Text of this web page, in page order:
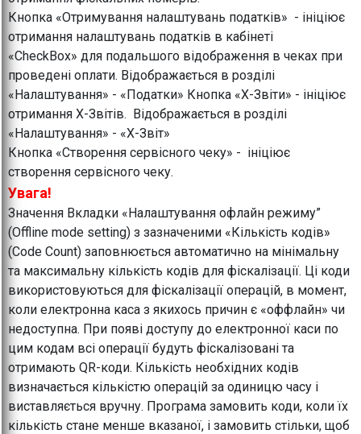
Кнопка «Отримування налаштувань податків» - ініціює
отримання налаштувань податків в кабінеті
«CheckBox» для подальшого відображення в чеках при
проведені оплати. Відображається в розділі
«Налаштування» - «Податки» Кнопка «Х-Звіти» - ініціює
отримання Х-Звітів. Відображається в розділі
«Налаштування» - «Х-Звіт»
Кнопка «Створення сервісного чеку» - ініціює
створення сервісного чеку.
Увага!
Значення Вкладки «Налаштування офлайн режиму”
(Offline mode setting) з зазначеними «Кількість кодів»
(Code Count) заповнюється автоматично на мінімальну
та максимальну кількість кодів для фіскалізації. Ці коди
використовуються для фіскалізації операцій, в момент,
коли електронна каса з якихось причин є «оффлайн» чи
недоступна. При появі доступу до електронної каси по
цим кодам всі операції будуть фіскалізовані та
отримають QR-коди. Кількість необхідних кодів
визначається кількістю операцій за одиницю часу і
виставляється вручну. Програма замовить коди, коли їх
кількість стане менше вказаної, і замовить стільки, щоб